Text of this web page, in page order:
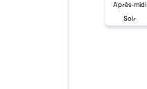
Après-midi
Soir